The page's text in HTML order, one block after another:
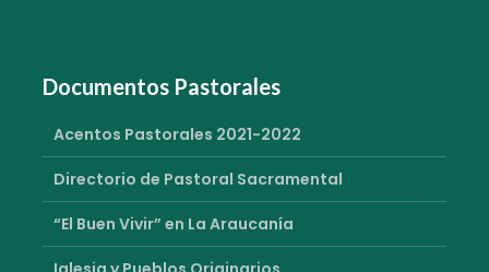
Documentos Pastorales
Acentos Pastorales 2021-2022
Directorio de Pastoral Sacramental
“El Buen Vivir” en La Araucanía